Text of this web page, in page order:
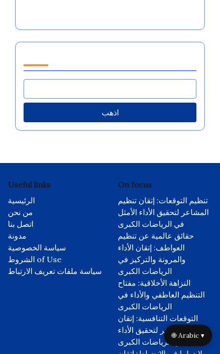
اذهب
Useful links
الرئيسية
من نحن
اتصل بنا
مدونة
سياسة الخصوصية
الشروط of Use
سياسة ملفات تعريف الارتباط
On focus
تنظيم التوقعات: إتقان تنظيم
المشاعر لتحقيق الأداء الأمثل
في الرياضات الكبرى
حقائق عالمية عن تنظيم
العواطف: إتقان الأداء
والمرونة والتركيز في
الرياضات الكبرى
النزاهة الأخلاقية: مفتاح
التنظيم العاطفي والأداء في
الرياضات الكبرى
التوقعات التنافسية: إتقان
تنظيم المشاعر لتحقيق الأداء
الأمثل في الرياضات الكبرى
🌐 Arabic ▾